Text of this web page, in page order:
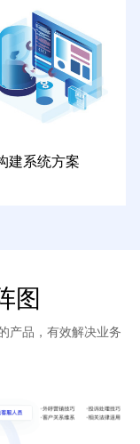
建系统方案
图
产品，有效解决业务